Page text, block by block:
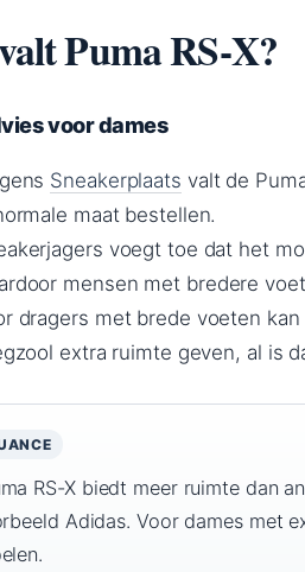
Puma RS-X?
voor dames
Sneakerplaats valt de
maat bestellen.
voegt toe dat het
mensen met bredere
dragers met brede voeten
extra ruimte geven, al is
RS-X biedt meer ruimte dan
Adidas. Voor dames met